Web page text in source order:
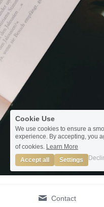
Contact
Cookie Use
We use cookies to ensure a
experience. By accepting, you
of cookies. Learn More
Accept all
Settings